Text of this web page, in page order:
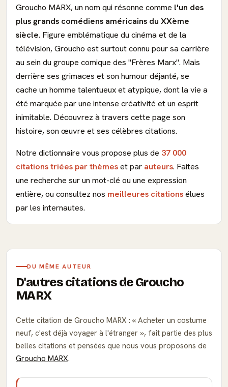
Groucho MARX, un nom qui résonne comme l'un des
plus grands comédiens américains du XXème
siècle. Figure emblématique du cinéma et de la
télévision, Groucho est surtout connu pour sa carrière
au sein du groupe comique des "Frères Marx". Mais
derrière ses grimaces et son humour déjanté, se
cache un homme talentueux et atypique, dont la vie a
été marquée par une intense créativité et un esprit
inimitable. Découvrez à travers cette page son
histoire, son œuvre et ses célèbres citations.
Notre dictionnaire vous propose plus de 37 000
citations triées par thèmeset par auteurs. Faites
une recherche sur un mot-clé ou une expression
entière, ou consultez nos meilleures citationsélues
par les internautes.
DU MÊME AUTEUR
D'autres citations de Groucho
MARX
Cette citation de Groucho MARX :
Acheter un costume
neuf, c'est déjà voyager à l'étranger , fait partie des plus
belles citations et pensées que nous vous proposons de
Groucho MARX.